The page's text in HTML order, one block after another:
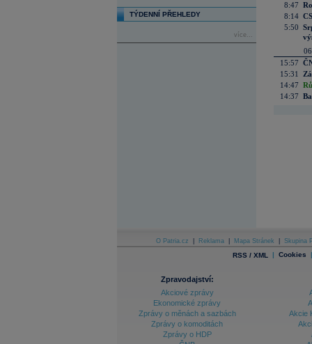
TÝDENNÍ PŘEHLEDY
více...
8:47
8:14
5:50
15:57
15:31
14:47
14:37
O Patria.cz Reklama Mapa Stránek Skupina
RSS / XML | Cookies |
Zpravodajství:
Akciové zprávy
Ekonomické zprávy
Zprávy o měnách a sazbách
Zprávy o komoditách
Zprávy o HDP
Akcie